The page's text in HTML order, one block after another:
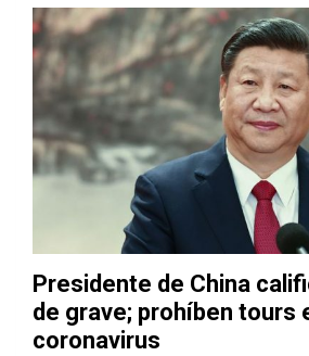
Presidente de China
de grave; prohíben tours
coronavirus